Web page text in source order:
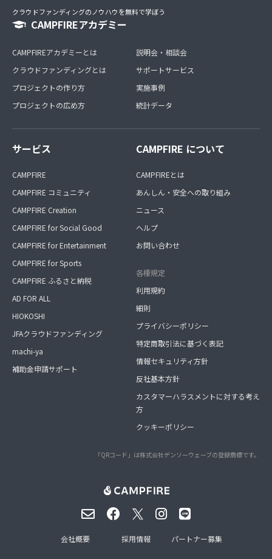
クラウドファンディングのノウハウを無料で学ぼう
CAMPFIREアカデミー
CAMPFIREアカデミーとは
クラウドファンディングとは
プロジェクトの作り方
プロジェクトの広め方
説明会・相談会
サポートサービス
実施事例
統計データ
サービス
CAMPFIRE
CAMPFIRE コミュニティ
CAMPFIRE Creation
CAMPFIRE for Social Good
CAMPFIRE for Entertainment
CAMPFIRE for Sports
CAMPFIRE ふるさと納税
AD FOR ALL
HIOKOSHI
JFAクラウドファンディング
machi-ya
補助金申請サポート
CAMPFIRE について
CAMPFIREとは
あんしん・安全への取り組み
ニュース
ヘルプ
お問い合わせ
各種規定
利用規約
細則
プライバシーポリシー
特定商取引法に基づく表記
情報セキュリティ方針
反社基本方針
カスタマーハラスメントに対する考え
方
クッキーポリシー
「QRコード」は株式会社デンソーウェーブの登録商標です。
会社概要 採用情報 パートナー募集